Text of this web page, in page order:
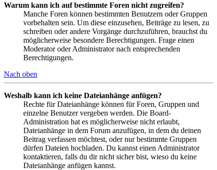
Warum kann ich auf bestimmte Foren nicht zugreifen?
Manche Foren können bestimmten Benutzern oder Gruppen
vorbehalten sein. Um diese einzusehen, Beiträge zu lesen, zu
schreiben oder andere Vorgänge durchzuführen, brauchst du
möglicherweise besondere Berechtigungen. Frage einen
Moderator oder Administrator nach entsprechenden
Berechtigungen.
Nach oben
Weshalb kann ich keine Dateianhänge anfügen?
Rechte für Dateianhänge können für Foren, Gruppen und
einzelne Benutzer vergeben werden. Die Board-
Administration hat es möglicherweise nicht erlaubt,
Dateianhänge in dem Forum anzufügen, in dem du deinen
Beitrag verfassen möchtest, oder nur bestimmte Gruppen
dürfen Dateien hochladen. Du kannst einen Administrator
kontaktieren, falls du dir nicht sicher bist, wieso du keine
Dateianhänge anfügen kannst.